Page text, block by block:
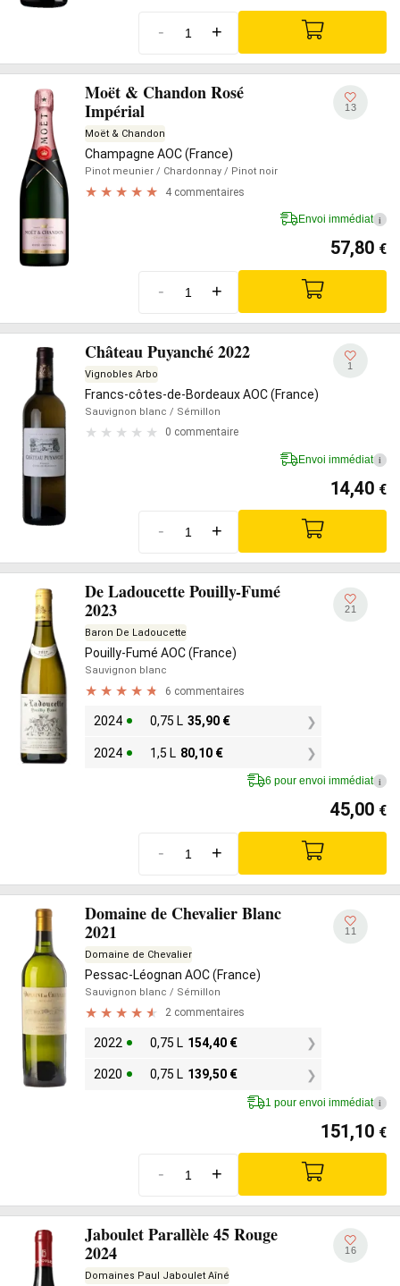
- +
Moët & Chandon Rosé
Impérial
Moët & Chandon
Champagne AOC (France)
Pinot meunier / Chardonnay / Pinot noir
4 commentaires
13
Envoi immédiat i
57,80 €
- +
Château Puyanché 2022
Vignobles Arbo
Francs-côtes-de-Bordeaux AOC (France)
Sauvignon blanc / Sémillon
0 commentaire
1
Envoi immédiat i
14,40 €
- +
De Ladoucette Pouilly-Fumé
2023
Baron De Ladoucette
Pouilly-Fumé AOC (France)
Sauvignon blanc
6 commentaires
2024 0,75 L 35,90 €
2024 1,5 L 80,10 €
21
6 pour envoi immédiat i
45,00 €
- +
Domaine de Chevalier Blanc
2021
Domaine de Chevalier
Pessac-Léognan AOC (France)
Sauvignon blanc / Sémillon
2 commentaires
2022 0,75 L 154,40 €
2020 0,75 L 139,50 €
11
1 pour envoi immédiat i
151,10 €
- +
Jaboulet Parallèle 45 Rouge
2024
Domaines Paul Jaboulet Aîné
16